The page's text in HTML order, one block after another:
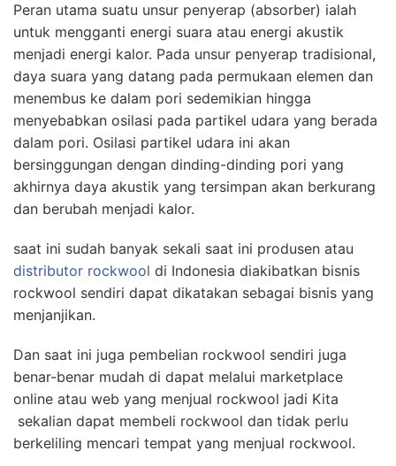
Peran utama suatu unsur penyerap (absorber) ialah
untuk mengganti energi suara atau energi akustik
menjadi energi kalor. Pada unsur penyerap tradisional,
daya suara yang datang pada permukaan elemen dan
menembus ke dalam pori sedemikian hingga
menyebabkan osilasi pada partikel udara yang berada
dalam pori. Osilasi partikel udara ini akan
bersinggungan dengan dinding-dinding pori yang
akhirnya daya akustik yang tersimpan akan berkurang
dan berubah menjadi kalor.
saat ini sudah banyak sekali saat ini produsen atau
distributor rockwool di Indonesia diakibatkan bisnis
rockwool sendiri dapat dikatakan sebagai bisnis yang
menjanjikan.
Dan saat ini juga pembelian rockwool sendiri juga
benar-benar mudah di dapat melalui marketplace
online atau web yang menjual rockwool jadi Kita
sekalian dapat membeli rockwool dan tidak perlu
berkeliling mencari tempat yang menjual rockwool.